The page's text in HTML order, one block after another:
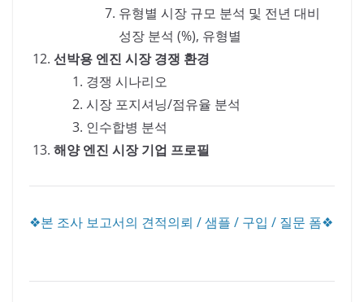
유형별 시장 규모 분석 및 전년 대비
성장 분석 (%), 유형별
선박용 엔진 시장 경쟁 환경
경쟁 시나리오
시장 포지셔닝/점유율 분석
인수합병 분석
해양 엔진 시장 기업 프로필
❖본 조사 보고서의 견적의뢰 / 샘플 / 구입 / 질문 폼❖